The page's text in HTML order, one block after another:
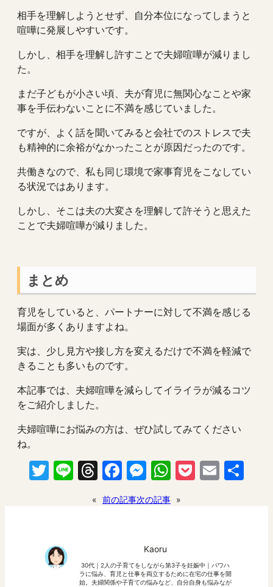
相手を理解しようとせず、自分本位になってしまうと
喧嘩に発展しやすいです。
しかし、相手を理解し許すことで夫婦喧嘩が減りまし
た。
まだ子どもが小さい頃、夫が育児に無関心なことや家
事を手伝わないことに不満を感じていました。
ですが、よく話を聞いてみると会社でのストレスで夫
も精神的に余裕がなかったことが原因だったのです。
共働きなので、私も同じ環境で家事育児をこなしてい
る状況ではあります。
しかし、そこは夫の大変さを理解して許そうと思えた
ことで夫婦喧嘩が減りました。
まとめ
育児をしていると、パートナーに対して不満を感じる
場面が多くありますよね。
実は、少し見方や接し方を変えるだけで不満を軽減で
きることも多いものです。
本記事では、夫婦喧嘩を減らしてイライラが減るコツ
をご紹介しました。
夫婦喧嘩にお悩みの方は、ぜひ試してみてください
ね。
Twitter
LineThreads
Facebook
Messenger
WhatsApp
Pocket
Email
« 前の記事次の記事 »
Kaoru
30代｜2人の子育てをしながら第3子を妊娠中｜パワハ
ラに悩み、育児と仕事を両立するために在宅の仕事を開
始。夫婦関係や子育ての悩みなど、自分自身も悩みなが